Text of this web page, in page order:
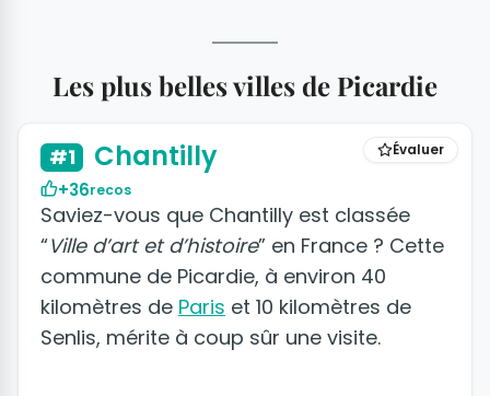
Les plus belles villes de Picardie
+8 photos
Évaluer
#1 Chantilly
+36recos
Saviez-vous que Chantilly est classée
“Ville d’art et d’histoire” en France ? Cette
commune de Picardie, à environ 40
kilomètres de Paris et 10 kilomètres de
Senlis, mérite à coup sûr une visite.